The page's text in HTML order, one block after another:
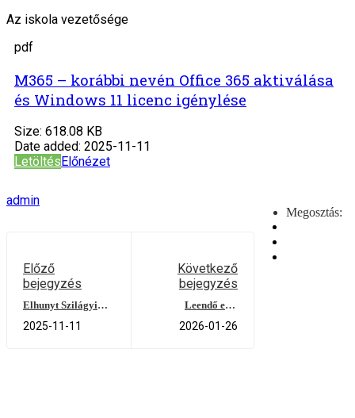
Az iskola vezetősége
pdf
M365 – korábbi nevén Office 365 aktiválása
és Windows 11 licenc igénylése
Size: 618.08 KB
Date added: 2025-11-11
Letöltés Előnézet
Megosztás:
admin
Előző
bejegyzés
Elhunyt Szilágyi
2025-11-11
Következő
bejegyzés
Leendő első
(2026/27-es tanév)
2026-01-26